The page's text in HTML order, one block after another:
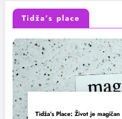
Tidža’s place
Tidža’s Place: Život je magičan